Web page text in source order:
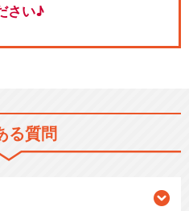
さい♪
る質問